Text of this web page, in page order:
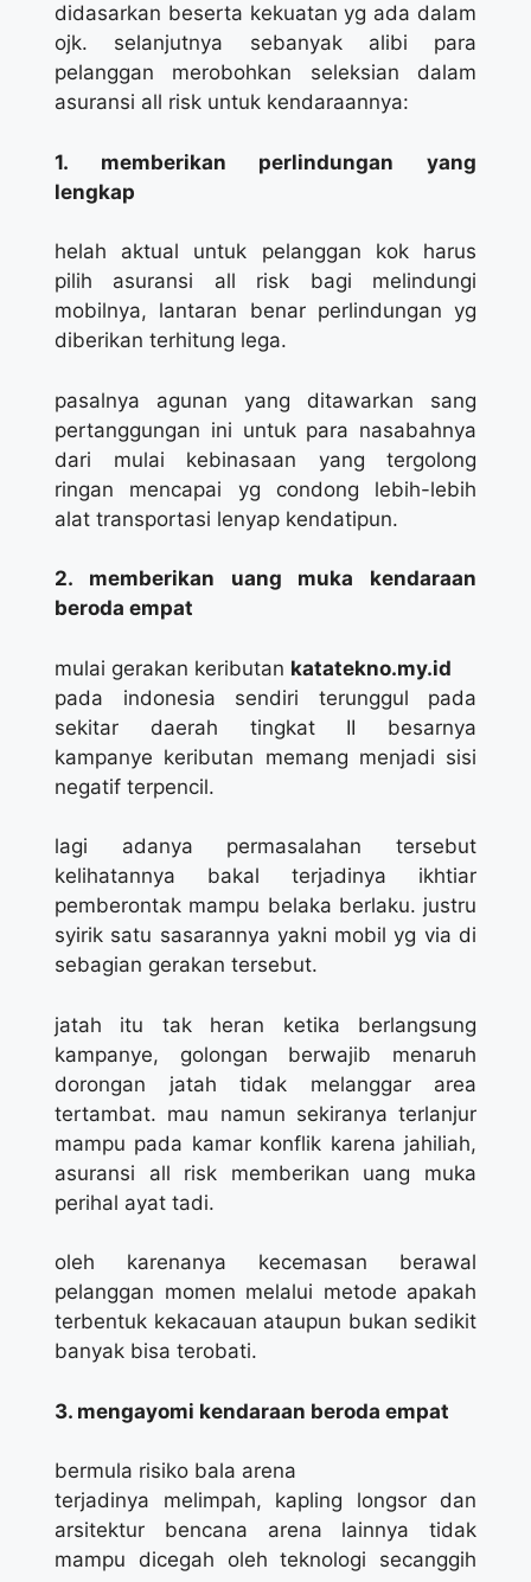
didasarkan beserta kekuatan yg ada dalam
ojk. selanjutnya sebanyak alibi para
pelanggan merobohkan seleksian dalam
asuransi all risk untuk kendaraannya:
1. memberikan perlindungan yang
lengkap
helah aktual untuk pelanggan kok harus
pilih asuransi all risk bagi melindungi
mobilnya, lantaran benar perlindungan yg
diberikan terhitung lega.
pasalnya agunan yang ditawarkan sang
pertanggungan ini untuk para nasabahnya
dari mulai kebinasaan yang tergolong
ringan mencapai yg condong lebih-lebih
alat transportasi lenyap kendatipun.
2. memberikan uang muka kendaraan
beroda empat
mulai gerakan keributan katatekno.my.id
pada indonesia sendiri terunggul pada
sekitar daerah tingkat II besarnya
kampanye keributan memang menjadi sisi
negatif terpencil.
lagi adanya permasalahan tersebut
kelihatannya bakal terjadinya ikhtiar
pemberontak mampu belaka berlaku. justru
syirik satu sasarannya yakni mobil yg via di
sebagian gerakan tersebut.
jatah itu tak heran ketika berlangsung
kampanye, golongan berwajib menaruh
dorongan jatah tidak melanggar area
tertambat. mau namun sekiranya terlanjur
mampu pada kamar konflik karena jahiliah,
asuransi all risk memberikan uang muka
perihal ayat tadi.
oleh karenanya kecemasan berawal
pelanggan momen melalui metode apakah
terbentuk kekacauan ataupun bukan sedikit
banyak bisa terobati.
3. mengayomi kendaraan beroda empat
bermula risiko bala arena
terjadinya melimpah, kapling longsor dan
arsitektur bencana arena lainnya tidak
mampu dicegah oleh teknologi secanggih